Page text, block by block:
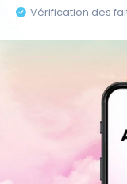
Vérification des